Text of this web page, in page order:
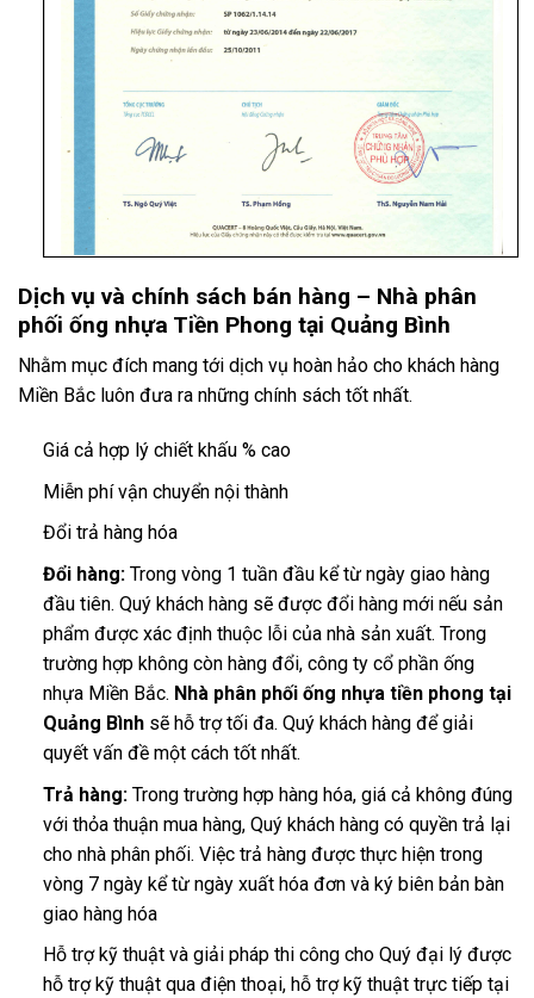
Dịch vụ và chính sách bán hàng – Nhà phân
phối ống nhựa Tiền Phong tại Quảng Bình
Nhằm mục đích mang tới dịch vụ hoàn hảo cho khách hàng
Miền Bắc luôn đưa ra những chính sách tốt nhất.
Giá cả hợp lý chiết khấu % cao
Miễn phí vận chuyển nội thành
Đổi trả hàng hóa
Đổi hàng:Trong vòng 1 tuần đầu kể từ ngày giao hàng
đầu tiên. Quý khách hàng sẽ được đổi hàng mới nếu sản
phẩm được xác định thuộc lỗi của nhà sản xuất. Trong
trường hợp không còn hàng đổi, công ty cổ phần ống
nhựa Miền Bắc. Nhà phân phối ống nhựa tiền phong tại
Quảng Bìnhsẽ hỗ trợ tối đa. Quý khách hàng để giải
quyết vấn đề một cách tốt nhất.
Trả hàng:Trong trường hợp hàng hóa, giá cả không đúng
với thỏa thuận mua hàng, Quý khách hàng có quyền trả lại
cho nhà phân phối. Việc trả hàng được thực hiện trong
vòng 7 ngày kể từ ngày xuất hóa đơn và ký biên bản bàn
giao hàng hóa
Hỗ trợ kỹ thuật và giải pháp thi công cho Quý đại lý được
hỗ trợ kỹ thuật qua điện thoại, hỗ trợ kỹ thuật trực tiếp tại